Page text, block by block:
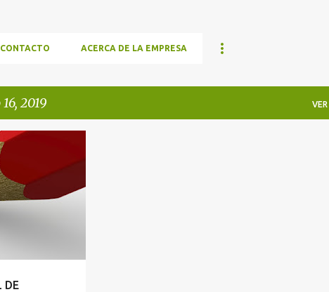
CONTACTO ACERCA DE LA EMPRESA
2019
DE